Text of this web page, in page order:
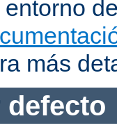
entorno
más
defecto